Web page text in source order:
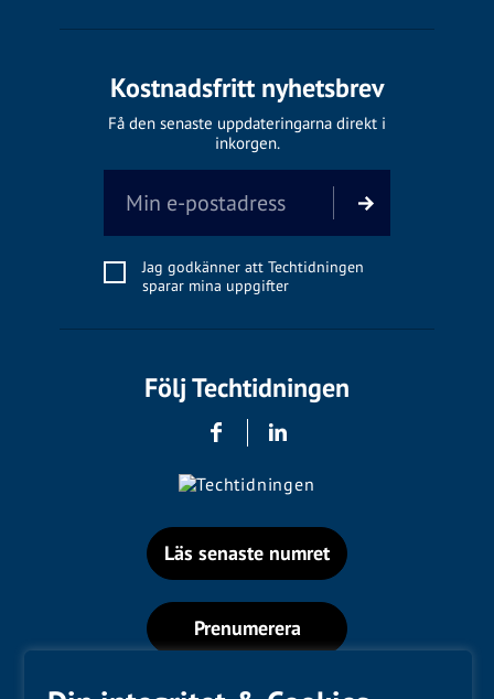
Kostnadsfritt nyhetsbrev
Få den senaste uppdateringarna direkt i
inkorgen.
Jag godkänner att Techtidningen
sparar mina uppgifter
Följ Techtidningen
Läs senaste numret
Prenumerera